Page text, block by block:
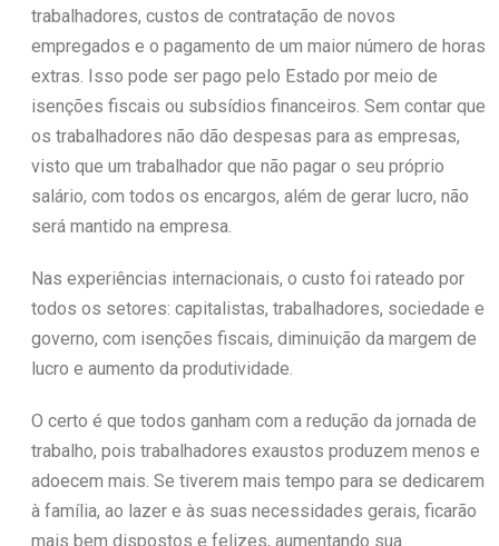
trabalhadores, custos de contratação de novos
empregados e o pagamento de um maior número de horas
extras. Isso pode ser pago pelo Estado por meio de
isenções fiscais ou subsídios financeiros. Sem contar que
os trabalhadores não dão despesas para as empresas,
visto que um trabalhador que não pagar o seu próprio
salário, com todos os encargos, além de gerar lucro, não
será mantido na empresa.
Nas experiências internacionais, o custo foi rateado por
todos os setores: capitalistas, trabalhadores, sociedade e
governo, com isenções fiscais, diminuição da margem de
lucro e aumento da produtividade.
O certo é que todos ganham com a redução da jornada de
trabalho, pois trabalhadores exaustos produzem menos e
adoecem mais. Se tiverem mais tempo para se dedicarem
à família, ao lazer e às suas necessidades gerais, ficarão
mais bem dispostos e felizes, aumentando sua